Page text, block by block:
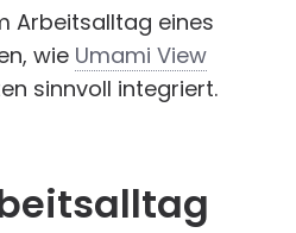
Arbeitsalltag eines
wie Umami View
sinnvoll integriert.